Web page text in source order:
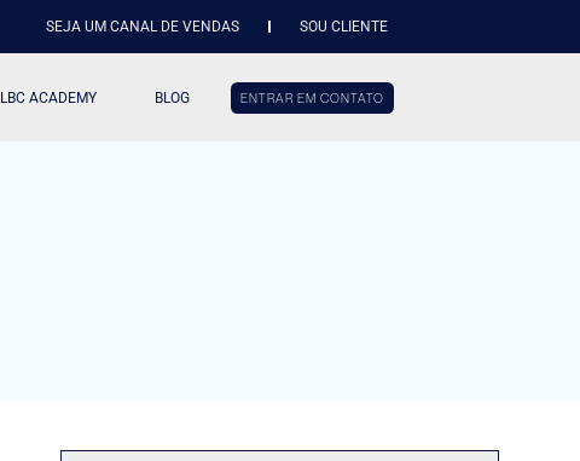
SEJA UM CANAL DE VENDAS SOU CLIENTE
LBC ACADEMY BLOG ENTRAR EM CONTATO